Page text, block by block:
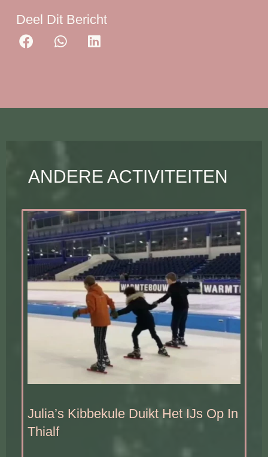
Deel Dit Bericht
ANDERE ACTIVITEITEN
Julia’s Kibbekule Duikt Het IJs Op In
Thialf